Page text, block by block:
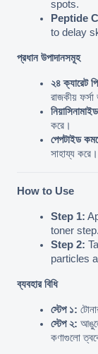
spots.
Peptide
to delay
প্রধান উপাদানসমূহ
২৪ ক্যারেট
রাজকীয়
করে।
পেপটাইড
সাহায্য করে।
How to Use
Step 1:
toner step.
Step 2:
particles
ব্যবহার বিধি
স্টেপ ১:
স্টেপ ২:
কণাগুলো